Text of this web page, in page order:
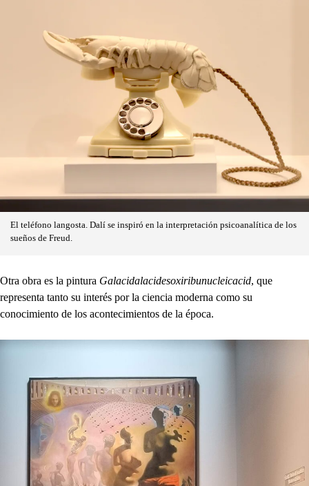
El teléfono langosta. Dalí se inspiró en la interpretación psicoanalítica de los
sueños de Freud.
Otra obra es la pintura Galacidalacidesoxiribunucleicacid, que
representa tanto su interés por la ciencia moderna como su
conocimiento de los acontecimientos de la época.